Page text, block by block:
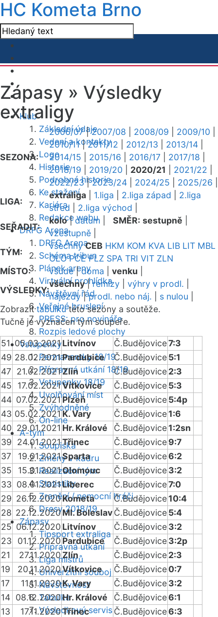
HC Kometa Brno
Klub
Základní údaje
Vedení a kontakty
Logo
Historie
Podrobná historie
Ke stažení
Kariéra
Redakce webu
DRFG Arena
DRFG Arena
Schéma tribun
Plánek areny
Virtuální prohlídka
Návštěvní řád
Veřejné bruslení
PRESS: pro novináře
Rozpis ledové plochy
Vstupenky
Permanentky 18/19
Přípravná utkání 18/19
Vstupenky 18/19
Uvolňování míst
Zvýhodněné
On-line
A-tým
Soupiska
Změny v kádru
Realizační tým
Statistiky
Zranění / nemocní hráči
Dresy 2018/19
Zápasy
Tipsport extraliga
Přípravná utkání
Liga mistrů
Univerzitní souboj
Návštěvnost
Tabulka
Výsledkový servis
Zápasy » Výsledky
extraligy
SEZONA:
2006/07|2007/08 2008/09 2009/10
2010/11|2011/12 2012/13 2013/14
2014/15
2015/16 2016/17 2017/18
2018/19
2019/20 2020/21 2021/22
2022/23|2023/24 2024/25 2025/26
LIGA:
extraliga 1.liga 2.liga západ
2.liga
střed
2.liga východ
SEŘADIT:
kolo|datum SMĚR: sestupně
vzestupně
TÝM:
všechny CEB HKM KOM KVA LIB LIT MBL
OLO PCE PLZ SPA TRI VIT ZLN
MÍSTO:
všude|doma venku
VÝSLEDKY:
všechny|remízy výhry v prodl.
nájezdy|prodl. nebo náj. s nulou
Zobrazittabulkutéto sezóny a soutěže.
Tučně je vyznačen tým soupeře.
51 05.03.2021Litvínov Č.Budějovice7:3
49 28.02.2021Pardubice Č.Budějovice5:1
47
21.02.2021Zlín Č.Budějovice2:3
45
17.02.2021Vítkovice Č.Budějovice5:3
44 07.02.2021 Plzeň Č.Budějovice5:4p
43 05.02.2021K. Vary Č.Budějovice1:6
40 29.01.2021 Hr. Králové Č.Budějovice1:2sn
39
24.01.2021Třinec Č.Budějovice9:7
37
19.01.2021Sparta Č.Budějovice6:2
35
15.01.2021Olomouc Č.Budějovice3:2
33 08.01.2021Liberec Č.Budějovice7:0
29 26.12.2020Kometa Č.Budějovice10:4
28 22.12.2020Ml. BoleslavČ.Budějovice5:4
25 06.12.2020 Litvínov Č.Budějovice3:2
23
01.12.2020 Pardubice Č.Budějovice3:2p
21
27.11.2020 Zlín Č.Budějovice2:3
19
20.11.2020Vítkovice Č.Budějovice0:7
17
11.11.2020K. Vary Č.Budějovice3:2
14 08.12.2020Hr. Králové Č.Budějovice6:1
13
17.11.2020Třinec Č.Budějovice6:3